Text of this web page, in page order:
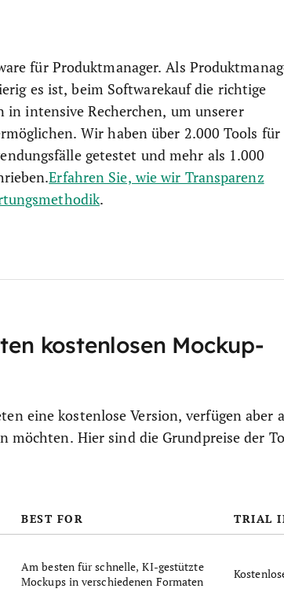
für Produktmanager. Als
es ist, beim Softwarekauf die richtige
in intensive Recherchen, um unserer
Wir haben über 2.000 Tools für
getestet und mehr als 1.000
Erfahren Sie, wie wir Transparenz
.
kostenlosen Mockup-
eine kostenlose Version, verfügen aber
möchten. Hier sind die Grundpreise der
BEST FOR TRIAL
Am besten für schnelle, KI-gestützte
Mockups in verschiedenen Formaten